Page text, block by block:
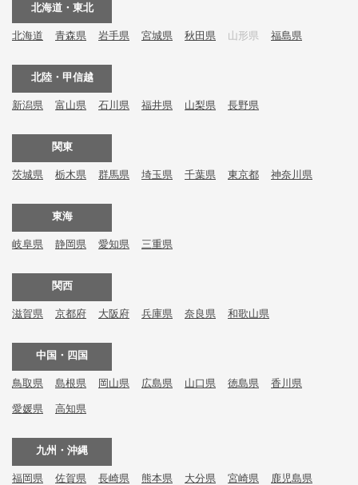
北海道・東北
北海道 青森県 岩手県 宮城県 秋田県 山形県 福島県
北陸・甲信越
新潟県 富山県 石川県 福井県 山梨県 長野県
関東
茨城県 栃木県 群馬県 埼玉県 千葉県 東京都 神奈川県
東海
岐阜県 静岡県 愛知県 三重県
関西
滋賀県 京都府 大阪府 兵庫県 奈良県 和歌山県
中国・四国
鳥取県 島根県 岡山県 広島県 山口県 徳島県 香川県
愛媛県 高知県
九州・沖縄
福岡県 佐賀県 長崎県 熊本県 大分県 宮崎県 鹿児島県